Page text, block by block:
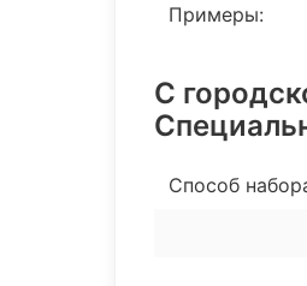
Примеры:
С
Способ